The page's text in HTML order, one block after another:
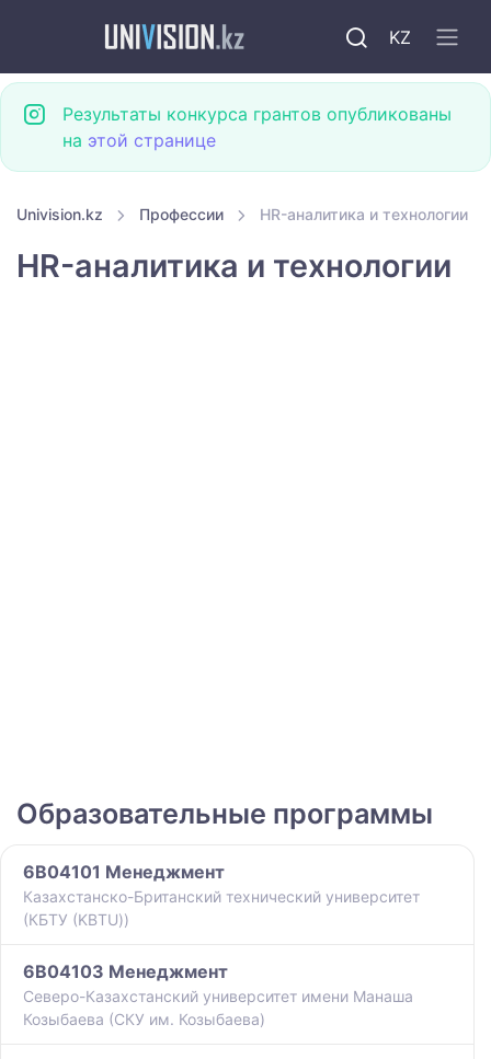
KZ
Результаты конкурса грантов опубликованы
на этой странице
Univision.kz Профессии HR-аналитика и технологии
HR-аналитика и технологии
Образовательные программы
6B04101 Менеджмент
Казахстанско-Британский технический университет
(КБТУ (KBTU))
6B04103 Менеджмент
Северо-Казахстанский университет имени Манаша
Козыбаева (СКУ им. Козыбаева)